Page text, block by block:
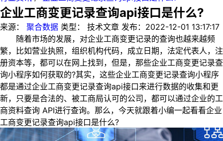
企业工商变更记录查询api接口是什么?
来源： 聚合数据 类型： 技术文章 发布： 2022-12-01 13:17:17
随着市场的发展，对企业工商变更记录的查询也越来越频
繁，比如营业执照，组织机构代码，成立日期，法定代表人，注
册资本等，都可以在网上找到，但是，那些企业工商变更记录查
询小程序如何获取的?其实，这些企业工商变更记录查询小程序
都是通过企业工商变更记录查询api接口来进行数据的收集和更
新，只要是合法的、被工商局认可的公司，都可以通过企业的工
商资料查询 API进行查询。那么，今天就跟着小编一起看看企业
工商变更记录查询api接口是什么?